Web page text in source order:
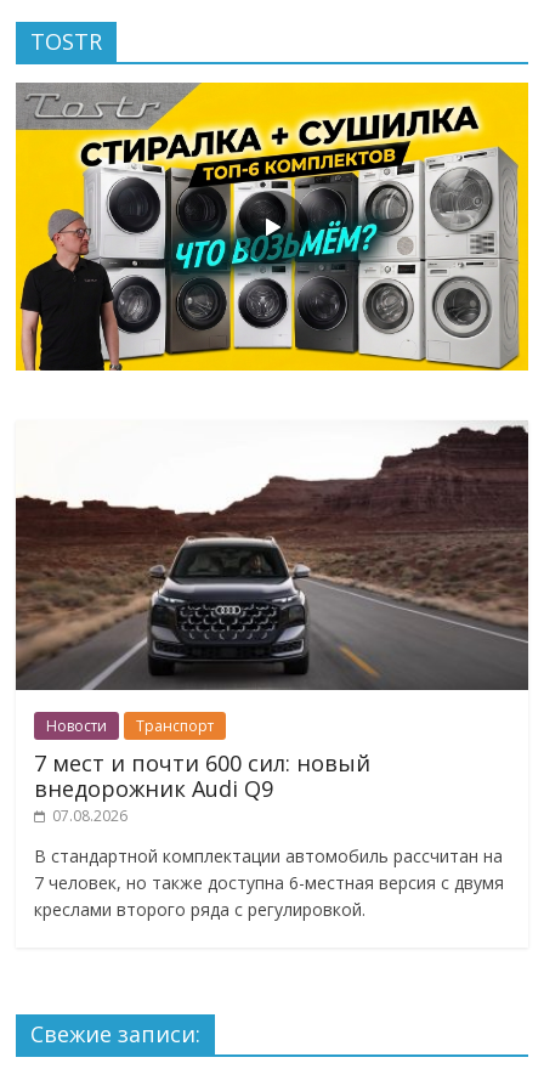
TOSTR
Новости Транспорт
7 мест и почти 600 сил: новый
внедорожник Audi Q9
07.08.2026
В стандартной комплектации автомобиль рассчитан на
7 человек, но также доступна 6-местная версия с двумя
креслами второго ряда с регулировкой.
Свежие записи: